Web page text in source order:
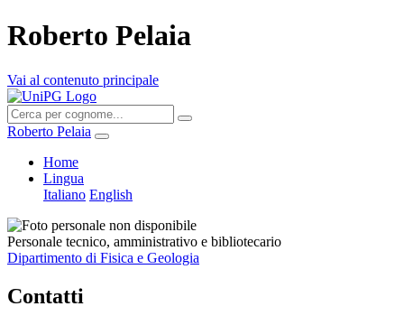
Roberto Pelaia
Vai al contenuto principale
Roberto Pelaia
Home
Lingua
Italiano English
Personale tecnico, amministrativo e bibliotecario
Dipartimento di Fisica e Geologia
Contatti